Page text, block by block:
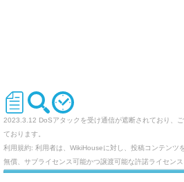
2023.3.12 DoSアタックを受け通信が遮断されており、
ております。
利用規約: 利用者は、WikiHouseに対し、投稿コンテンツ
無償、サブライセンス可能かつ譲渡可能な許諾ライセンス